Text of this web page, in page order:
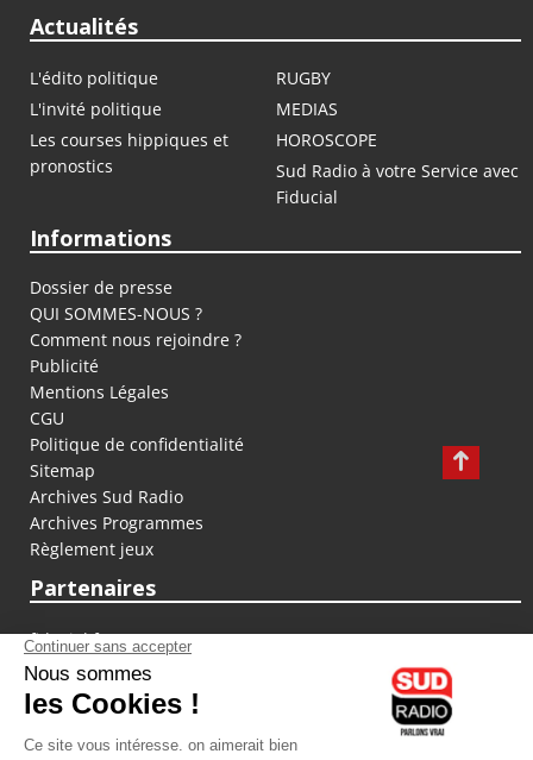
Actualités
L'édito politique
RUGBY
L'invité politique
MEDIAS
Les courses hippiques et
pronostics
HOROSCOPE
Sud Radio à votre Service avec
Fiducial
Informations
Dossier de presse
QUI SOMMES-NOUS ?
Comment nous rejoindre ?
Publicité
Mentions Légales
CGU
Politique de confidentialité
Sitemap
Archives Sud Radio
Archives Programmes
Règlement jeux
Partenaires
fiducial.fr
lyoncapitale.fr
olympique-et-lyonnais.com
L'application Iphone / Android